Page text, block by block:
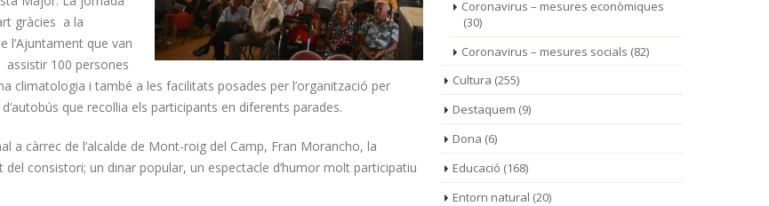
gràcies a la
l’Ajuntament que van
assistir 100 persones
climatologia i també a les facilitats posades per l’organització per
que recollia els participants en diferents parades.
a càrrec de l’alcalde de Mont-roig del Camp, Fran Morancho, la
consistori; un dinar popular, un espectacle d’humor molt participatiu
Coronavirus – mesures econòmiques
(30)
Coronavirus – mesures socials (82)
Cultura (255)
Destaquem (9)
Dona (6)
Educació (168)
Entorn natural (20)